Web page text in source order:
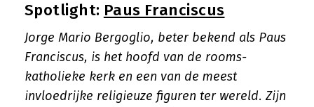
Spotlight: Paus Franciscus
Jorge Mario Bergoglio, beter bekend als Paus
Franciscus, is het hoofd van de rooms-
katholieke kerk en een van de meest
invloedrijke religieuze figuren ter wereld. Zijn